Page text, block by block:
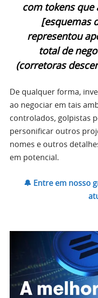
com tokens que
[esquemas
representou
total de
(corretoras
De qualquer forma,
ao negociar em tais
controlados, golpistas
personificar outros
nomes e outros
em potencial.
🔔 Entre em nosso